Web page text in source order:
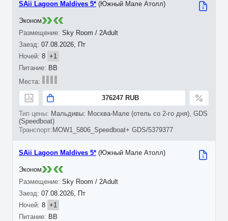
07.08.2026, Пт
8 +1
SAii Lagoon Maldives 5* (Южный Мале Атолл)
Sky Room / 2Adult
BB
376247 RUB
Мальдивы: Москва-Мале (отель со 2-го дня), GDS
(Speedboat)
MOW1_5806_Speedboat+ GDS/5379377
Эконом
07.08.2026, Пт
8 +1
SAii Lagoon Maldives 5* (Южный Мале Атолл)
Sky Room / 2Adult
BB
Эконом